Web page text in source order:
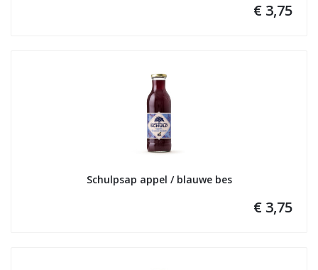
€ 3,75
Schulpsap appel / blauwe bes
€ 3,75